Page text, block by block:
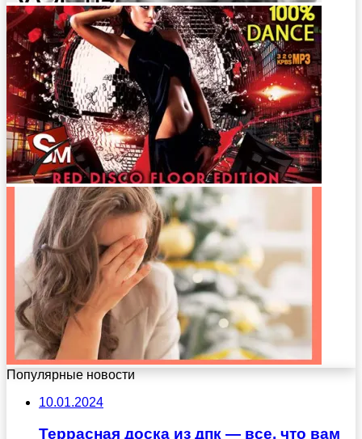
Популярные новости
10.01.2024
Террасная доска из дпк — все, что вам